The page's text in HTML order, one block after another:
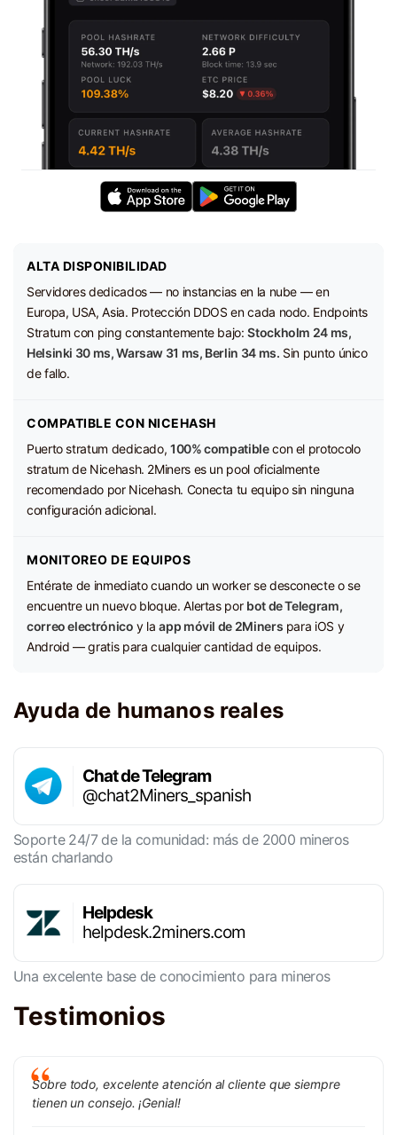
ALTA DISPONIBILIDAD
Servidores dedicados — no instancias en la nube — en
Europa, USA, Asia. Protección DDOS en cada nodo. Endpoints
Stratum con ping constantemente bajo:Stockholm 24 ms,
Helsinki 30 ms, Warsaw 31 ms, Berlin 34 ms. Sin punto único
de fallo.
COMPATIBLE CON NICEHASH
Puerto stratum dedicado, 100% compatiblecon el protocolo
stratum de Nicehash. 2Miners es un pool oficialmente
recomendado por Nicehash. Conecta tu equipo sin ninguna
configuración adicional.
MONITOREO DE EQUIPOS
Entérate de inmediato cuando un worker se desconecte o se
encuentre un nuevo bloque. Alertas por bot de Telegram,
correo electrónico y laapp móvil de 2Miners para iOS y
Android — gratis para cualquier cantidad de equipos.
Ayuda de humanos reales
Chat de Telegram
@chat2Miners_spanish
Soporte 24/7 de la comunidad: más de 2000 mineros
están charlando
Helpdesk
helpdesk.2miners.com
Una excelente base de conocimiento para mineros
Testimonios
Sobre todo, excelente atención al cliente que siempre
tienen un consejo. ¡Genial!